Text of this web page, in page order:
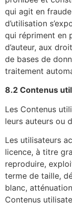
qui agit en
d’utilisation
qui répriment en
d’auteur, aux
de bases de
traitement
8.2 Contenus
Les Contenus
leurs auteurs ou
Les utilisateurs
licence, à titre
reproduire,
terme de taille,
blanc,
Contenus